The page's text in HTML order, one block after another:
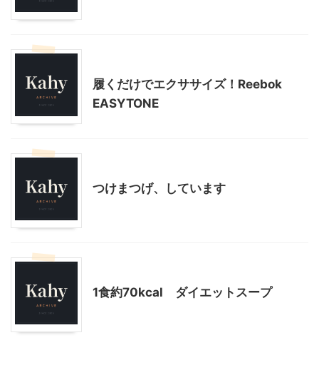
履くだけでエクササイズ！Reebok
EASYTONE
つけまつげ、しています
1食約70kcal ダイエットスープ